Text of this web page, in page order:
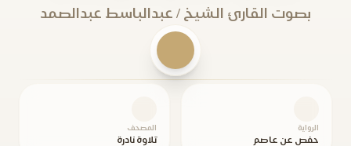
بصوت القارئ الشيخ / عبدالباسط عبدالصمد
الرواية
حفص عن عاصم
المصحف
تلاوة نادرة